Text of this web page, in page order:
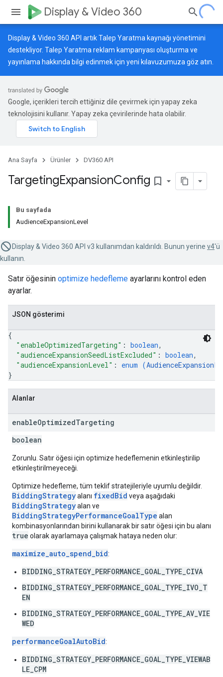
Display & Video 360
Display & Video 360 API artık Talep Yaratma kaynağı yönetimini
destekliyor. Talep Yaratma reklam kampanyası oluşturma ve
yayınlama hakkında bilgi edinmek için yeni kılavuzumuza göz atın.
Google, içerikleri tercih ettiğiniz dile çevirmek için yapay zeka
teknolojisini kullanır. Yapay zeka çevirilerinde hata olabilir.
Ana Sayfa Ürünler DV360 API
TargetingExpansionConfig bookmark_border
Bu sayfada
AudienceExpansionLevel
Display & Video 360 API v3 kullanımdan kaldırıldı. Bunun yerine v4'ü
kullanın.
Satır öğesinin optimize hedefleme ayarlarını kontrol eden
ayarlar.
JSON gösterimi
{
"enableOptimizedTargeting" : boolean,
"audienceExpansionSeedListExcluded" : boolean,
"audienceExpansionLevel" : enum (
}
Alanlar
enableOptimizedTargeting
boolean
Zorunlu. Satır öğesi için optimize hedeflemenin etkinleştirilip
etkinleştirilmeyeceği.
Optimize hedefleme, tüm teklif stratejileriyle uyumlu değildir.
BiddingStrategyalanı fixedBid veya aşağıdaki
BiddingStrategyalan ve
BiddingStrategyPerformanceGoalType alan
kombinasyonlarından birini kullanarak bir satır öğesi için bu alanı
true olarak ayarlamaya çalışmak hataya neden olur:
maximize_auto_spend_bid:
BIDDING_STRATEGY_PERFORMANCE_GOAL_TYPE_CIVA
BIDDING_STRATEGY_PERFORMANCE_GOAL_TYPE_IVO_T
EN
BIDDING_STRATEGY_PERFORMANCE_GOAL_TYPE_AV_VIE
WED
performanceGoalAutoBid:
BIDDING_STRATEGY_PERFORMANCE_GOAL_TYPE_VIEWAB
LE_CPM